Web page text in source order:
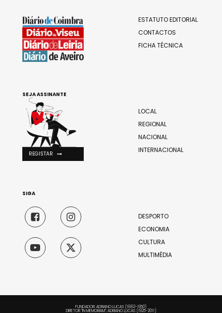
ESTATUTO EDITORIAL
CONTACTOS
FICHA TÉCNICA
LOCAL
REGIONAL
NACIONAL
INTERNACIONAL
DESPORTO
ECONOMIA
CULTURA
MULTIMÉDIA
SEJA ASSINANTE
REGISTAR
SIGA
FUNDADOR: ADRIANO LUCAS (1883-1950)
DIRETOR "IN MEMORIAM": ADRIANO LUCAS (1925-2011)